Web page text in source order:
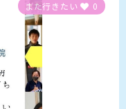
また行きたい 0